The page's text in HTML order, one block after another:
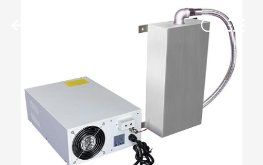
PRODUCTEN